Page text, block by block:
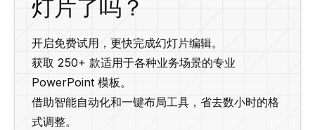
灯片了吗？
开启免费试用，更快完成幻灯片编辑。
获取 250+ 款适用于各种业务场景的专业
PowerPoint 模板。
借助智能自动化和一键布局工具，省去数小时的格
式调整。